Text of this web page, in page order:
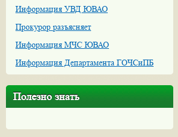
Информация УВД ЮВАО
Прокурор разъясняет
Информация МЧС ЮВАО
Информация Департамента ГОЧСиПБ
Полезно знать